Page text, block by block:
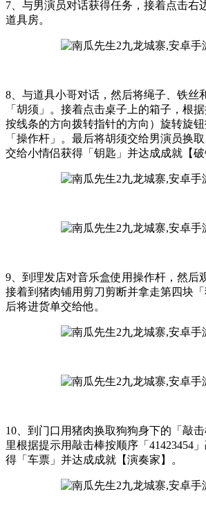
7、与男演员对话获得任务，接着点击右
道具房。
8、与道具小哥对话，然后将绳子、铁丝
「胡须」。接着点击桌子上的箱子，根
按线条的方向拨转指针的方向）旋转旋
「操作杆」。最后将胡须交给男演员换
交给小情侣获得「钥匙」并达成成就【破
9、到理发店对音乐盒使用操作杆，然后
接着到猪肉铺用剪刀剪断并拿走第四块
后将进货单交给他。
10、到门口用猪肉换取狗狗身下的「敲
里根据提示用敲击棒按顺序「41423454
得「车票」并达成成就【演奏家】。